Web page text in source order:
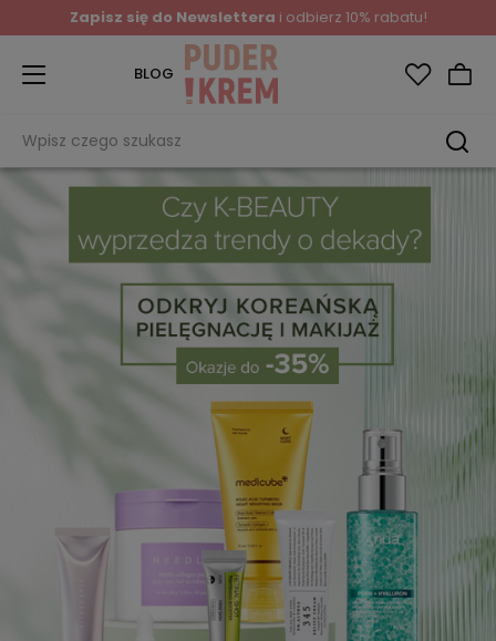
Zapisz się do Newslettera i odbierz 10% rabatu!
BLOG